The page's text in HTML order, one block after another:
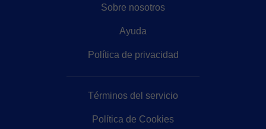
Sobre nosotros
Ayuda
Política de privacidad
Términos del servicio
Política de Cookies